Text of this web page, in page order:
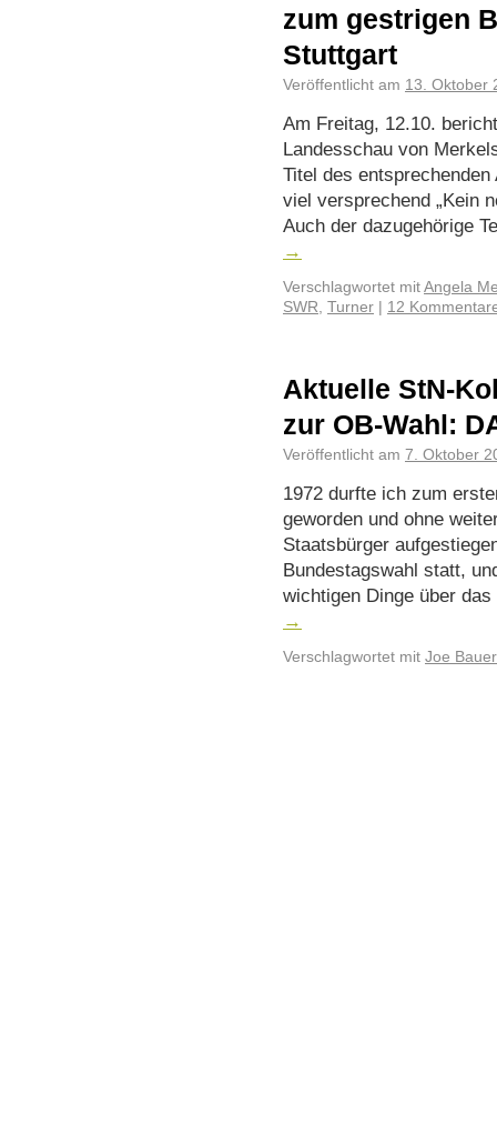
zum gestrigen
Stuttgart
Veröffentlicht am 13. Oktober
Am Freitag, 12.10.
Landesschau von
Titel des
viel versprechend „Kein
Auch der dazugehörige
→
Verschlagwortet mit Angela
SWR, Turner 12
Aktuelle StN-
zur OB-Wahl:
Veröffentlicht am 7. Oktober
1972 durfte ich zum
geworden und ohne
Staats­bürger
Bundestagswahl statt,
wichtigen Dinge über
→
Verschlagwortet mit Joe